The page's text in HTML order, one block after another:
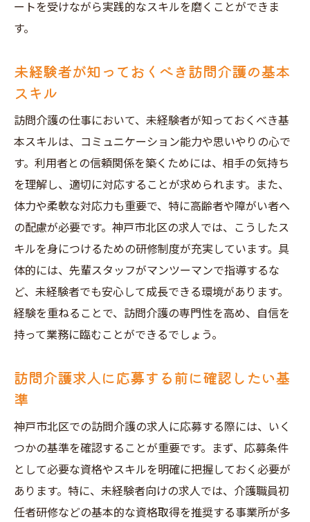
地域特性を理解した求人選びの重要性
る方法
地域の介護施設への直接問い合わせの効果
未経験者歓迎の求人を見つけるコツ
神戸市北区の求人フェア参加のメリット
訪問介護業界への入り口を広げるネットワ
ーク作り
求人サイトを効果的に利用して訪問介護の仕事
に応募する
訪問介護求人サイトの選び方
効果的なキーワード検索のテクニック
サイト利用での応募書類の準備方法
訪問介護求人におけるオンライン面接の準
備
訪問介護求人を選ぶ際の神戸市北区の施設特性
の見極め方
施設特性を理解するためのポイント
ートを受けながら実践的なスキルを磨くことができま
す。
未経験者が知っておくべき訪問介護の基本
スキル
訪問介護の仕事において、未経験者が知っておくべき基
本スキルは、コミュニケーション能力や思いやりの心で
す。利用者との信頼関係を築くためには、相手の気持ち
を理解し、適切に対応することが求められます。また、
体力や柔軟な対応力も重要で、特に高齢者や障がい者へ
の配慮が必要です。神戸市北区の求人では、こうしたス
キルを身につけるための研修制度が充実しています。具
体的には、先輩スタッフがマンツーマンで指導するな
ど、未経験者でも安心して成長できる環境があります。
経験を重ねることで、訪問介護の専門性を高め、自信を
持って業務に臨むことができるでしょう。
訪問介護求人に応募する前に確認したい基
準
神戸市北区での訪問介護の求人に応募する際には、いく
つかの基準を確認することが重要です。まず、応募条件
として必要な資格やスキルを明確に把握しておく必要が
あります。特に、未経験者向けの求人では、介護職員初
任者研修などの基本的な資格取得を推奨する事業所が多